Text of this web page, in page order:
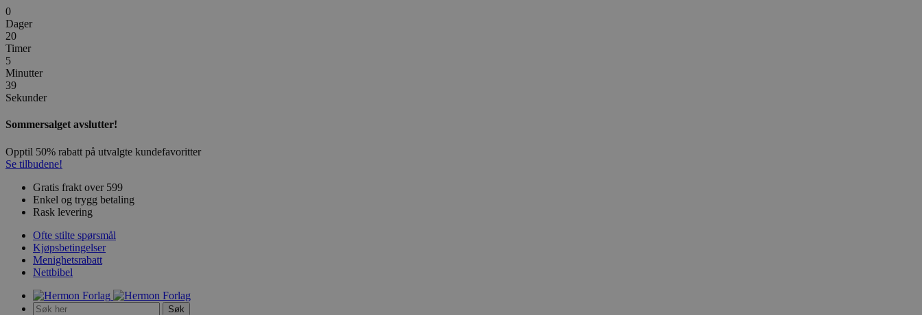
0
Dager
20
Timer
5
Minutter
39
Sekunder
Sommersalget avslutter!
Opptil 50% rabatt på utvalgte kundefavoritter
Se tilbudene!
Gratis frakt over 599
Enkel og trygg betaling
Rask levering
Ofte stilte spørsmål
Kjøpsbetingelser
Menighetsrabatt
Nettbibel
Søk